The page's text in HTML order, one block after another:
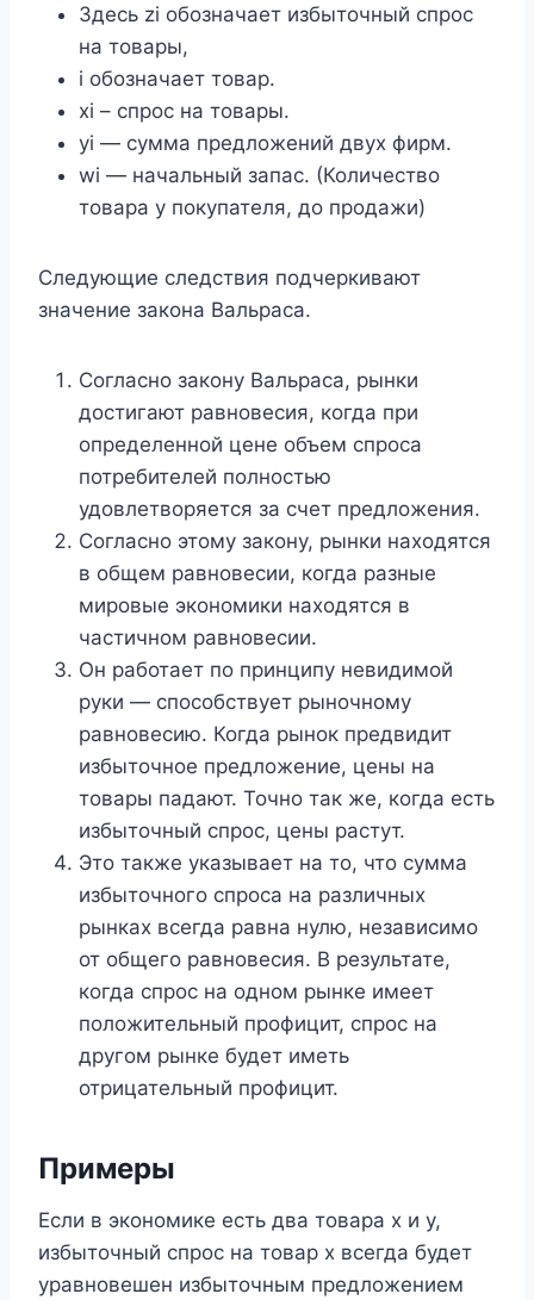
Здесь zi обозначает избыточный спрос
на товары,
i обозначает товар.
xi – спрос на товары.
yi — сумма предложений двух фирм.
wi — начальный запас. (Количество
товара у покупателя, до продажи)
Следующие следствия подчеркивают
значение закона Вальраса.
Согласно закону Вальраса, рынки
достигают равновесия, когда при
определенной цене объем спроса
потребителей полностью
удовлетворяется за счет предложения.
Согласно этому закону, рынки находятся
в общем равновесии, когда разные
мировые экономики находятся в
частичном равновесии.
Он работает по принципу невидимой
руки — способствует рыночному
равновесию. Когда рынок предвидит
избыточное предложение, цены на
товары падают. Точно так же, когда есть
избыточный спрос, цены растут.
Это также указывает на то, что сумма
избыточного спроса на различных
рынках всегда равна нулю, независимо
от общего равновесия. В результате,
когда спрос на одном рынке имеет
положительный профицит, спрос на
другом рынке будет иметь
отрицательный профицит.
Примеры
Если в экономике есть два товара x и y,
избыточный спрос на товар x всегда будет
уравновешен избыточным предложением